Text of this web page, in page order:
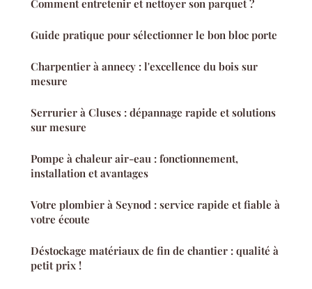
Comment entretenir et nettoyer son parquet ?
Guide pratique pour sélectionner le bon bloc porte
Charpentier à annecy : l'excellence du bois sur
mesure
Serrurier à Cluses : dépannage rapide et solutions
sur mesure
Pompe à chaleur air-eau : fonctionnement,
installation et avantages
Votre plombier à Seynod : service rapide et fiable à
votre écoute
Déstockage matériaux de fin de chantier : qualité à
petit prix !